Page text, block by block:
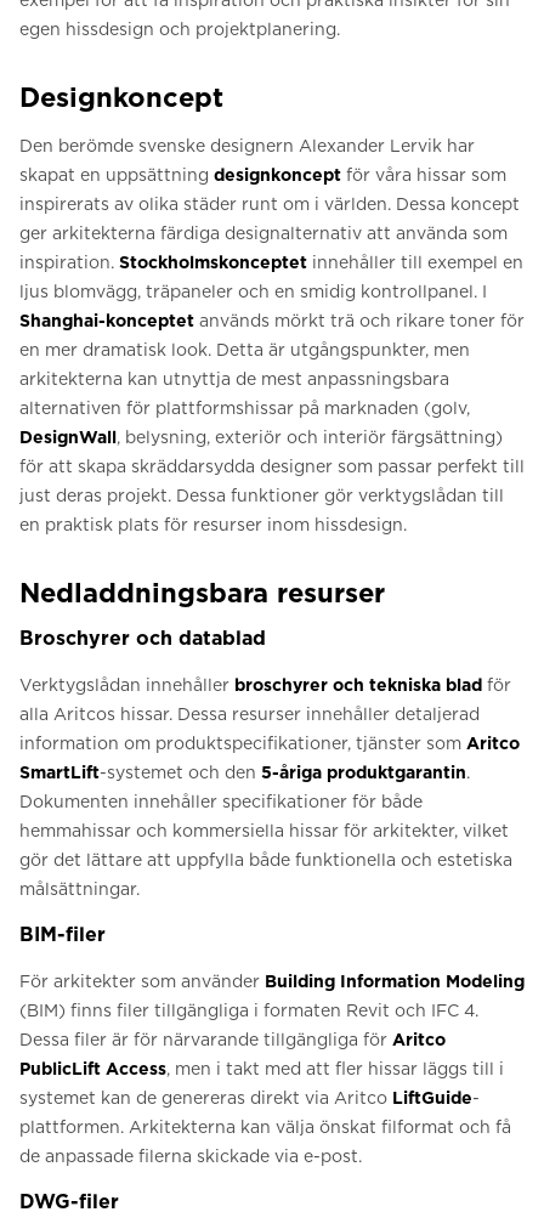
egen hissdesign och projektplanering.
Designkoncept
Den berömde svenske designern Alexander Lervik har
skapat en uppsättning designkoncept för våra hissar som
inspirerats av olika städer runt om i världen. Dessa koncept
ger arkitekterna färdiga designalternativ att använda som
inspiration. Stockholmskonceptet innehåller till exempel en
ljus blomvägg, träpaneler och en smidig kontrollpanel. I
Shanghai-konceptet används mörkt trä och rikare toner för
en mer dramatisk look. Detta är utgångspunkter, men
arkitekterna kan utnyttja de mest anpassningsbara
alternativen för plattformshissar på marknaden (golv,
DesignWall, belysning, exteriör och interiör färgsättning)
för att skapa skräddarsydda designer som passar perfekt till
just deras projekt. Dessa funktioner gör verktygslådan till
en praktisk plats för resurser inom hissdesign.
Nedladdningsbara resurser
Broschyrer och datablad
Verktygslådan innehåller broschyrer och tekniska blad för
alla Aritcos hissar. Dessa resurser innehåller detaljerad
information om produktspecifikationer, tjänster som Aritco
SmartLift-systemet och den 5-åriga produktgarantin.
Dokumenten innehåller specifikationer för både
hemmahissar och kommersiella hissar för arkitekter, vilket
gör det lättare att uppfylla både funktionella och estetiska
målsättningar.
BIM-filer
För arkitekter som använder Building Information Modeling
(BIM) finns filer tillgängliga i formaten Revit och IFC 4.
Dessa filer är för närvarande tillgängliga för Aritco
PublicLift Access, men i takt med att fler hissar läggs till i
systemet kan de genereras direkt via Aritco LiftGuide-
plattformen. Arkitekterna kan välja önskat filformat och få
de anpassade filerna skickade via e-post.
DWG-filer